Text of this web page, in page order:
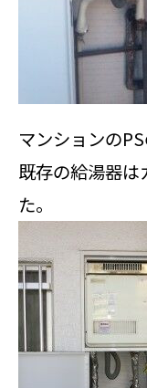
マンションの
既存の給湯器は
た。